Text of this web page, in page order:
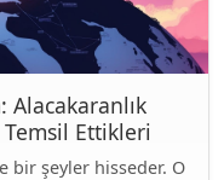
Alacakaranlık
Ettikleri
bir şeyler hisseder. O